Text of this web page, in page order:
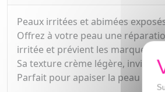
Peaux irritées et abimées
Offrez à votre peau une
irritée et prévient les marques.
Sa texture crème légère,
Parfait pour apaiser la peau